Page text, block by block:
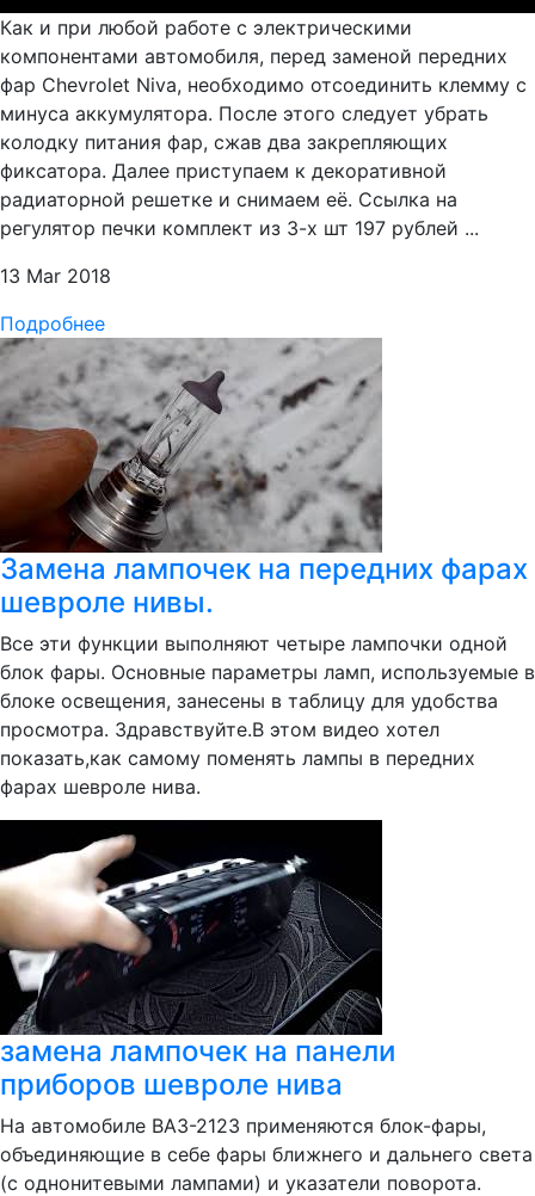
Как и при любой работе с электрическими
компонентами автомобиля, перед заменой передних
фар Chevrolet Niva, необходимо отсоединить клемму с
минуса аккумулятора. После этого следует убрать
колодку питания фар, сжав два закрепляющих
фиксатора. Далее приступаем к декоративной
радиаторной решетке и снимаем её. Ссылка на
регулятор печки комплект из 3-х шт 197 рублей ...
13 Mar 2018
Подробнее
Замена лампочек на передних фарах
шевроле нивы.
Все эти функции выполняют четыре лампочки одной
блок фары. Основные параметры ламп, используемые в
блоке освещения, занесены в таблицу для удобства
просмотра. Здравствуйте.В этом видео хотел
показать,как самому поменять лампы в передних
фарах шевроле нива.
замена лампочек на панели
приборов шевроле нива
На автомобиле ВАЗ-2123 применяются блок-фары,
объединяющие в себе фары ближнего и дальнего света
(с однонитевыми лампами) и указатели поворота.